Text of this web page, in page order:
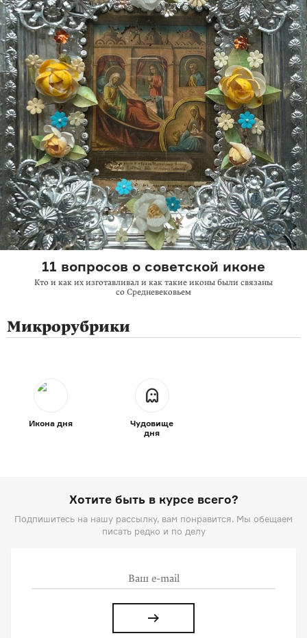
11 вопросов о советской иконе
Кто и как их изготавливал и как такие иконы были связаны
со Средневековьем
Микрорубрики
Икона дня
Чудовище
дня
Хотите быть в курсе всего?
Подпишитесь на нашу рассылку, вам понравится. Мы обещаем
писать редко и по делу